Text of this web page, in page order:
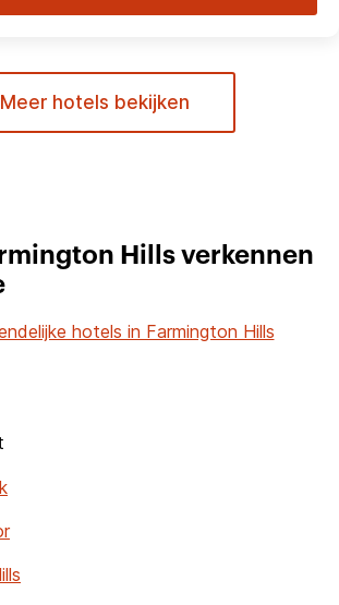
Meer hotels bekijken
Hills verkennen
hotels in Farmington Hills